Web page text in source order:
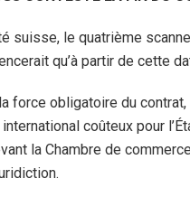
suisse, le quatrième
qu’à partir de cette
force obligatoire du
international coûteux pour
la Chambre de